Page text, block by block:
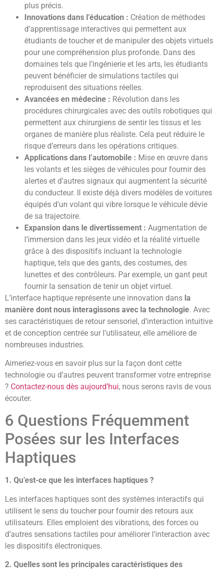
plus précis.
Innovations dans l’éducation : Création de méthodes
d’apprentissage interactives qui permettent aux
étudiants de toucher et de manipuler des objets virtuels
pour une compréhension plus profonde. Dans des
domaines tels que l’ingénierie et les arts, les étudiants
peuvent bénéficier de simulations tactiles qui
reproduisent des situations réelles.
Avancées en médecine : Révolution dans les
procédures chirurgicales avec des outils robotiques qui
permettent aux chirurgiens de sentir les tissus et les
organes de manière plus réaliste. Cela peut réduire le
risque d’erreurs dans les opérations critiques.
Applications dans l’automobile : Mise en œuvre dans
les volants et les sièges de véhicules pour fournir des
alertes et d’autres signaux qui augmentent la sécurité
du conducteur. Il existe déjà divers modèles de voitures
équipés d’un volant qui vibre lorsque le véhicule dévie
de sa trajectoire.
Expansion dans le divertissement : Augmentation de
l’immersion dans les jeux vidéo et la réalité virtuelle
grâce à des dispositifs incluant la technologie
haptique, tels que des gants, des costumes, des
lunettes et des contrôleurs. Par exemple, un gant peut
fournir la sensation de tenir un objet virtuel.
L’interface haptique représente une innovation dans la
manière dont nous interagissons avec la technologie. Avec
ses caractéristiques de retour sensoriel, d’interaction intuitive
et de conception centrée sur l’utilisateur, elle améliore de
nombreuses industries.
Aimeriez-vous en savoir plus sur la façon dont cette
technologie ou d’autres peuvent transformer votre entreprise
? Contactez-nous dès aujourd’hui, nous serons ravis de vous
écouter.
6 Questions Fréquemment
Posées sur les Interfaces
Haptiques
1. Qu’est-ce que les interfaces haptiques ?
Les interfaces haptiques sont des systèmes interactifs qui
utilisent le sens du toucher pour fournir des retours aux
utilisateurs. Elles emploient des vibrations, des forces ou
d’autres sensations tactiles pour améliorer l’interaction avec
les dispositifs électroniques.
2. Quelles sont les principales caractéristiques des